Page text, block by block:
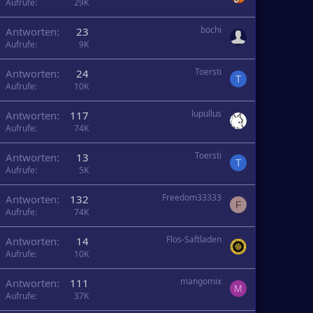
Antworten 23
Aufrufe 9K
bochi
Antworten 24
Aufrufe 10K
Toersti
T
Antworten 117
Aufrufe 74K
lupullus
Antworten 13
Aufrufe 5K
Toersti
T
Antworten 132
Aufrufe 74K
Freedom33333
F
Antworten 14
Aufrufe 10K
Flos-Saftladen
Antworten 111
Aufrufe 37K
mangomix
M